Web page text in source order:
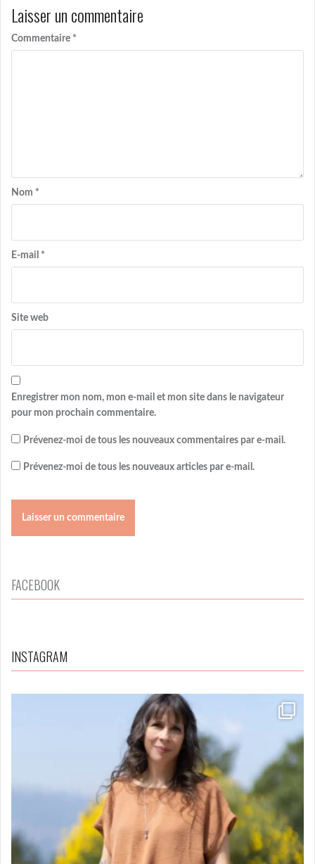
Laisser un commentaire
Commentaire *
Nom *
E-mail *
Site web
Enregistrer mon nom, mon e-mail et mon site dans le navigateur
pour mon prochain commentaire.
Prévenez-moi de tous les nouveaux commentaires par e-mail.
Prévenez-moi de tous les nouveaux articles par e-mail.
FACEBOOK
INSTAGRAM